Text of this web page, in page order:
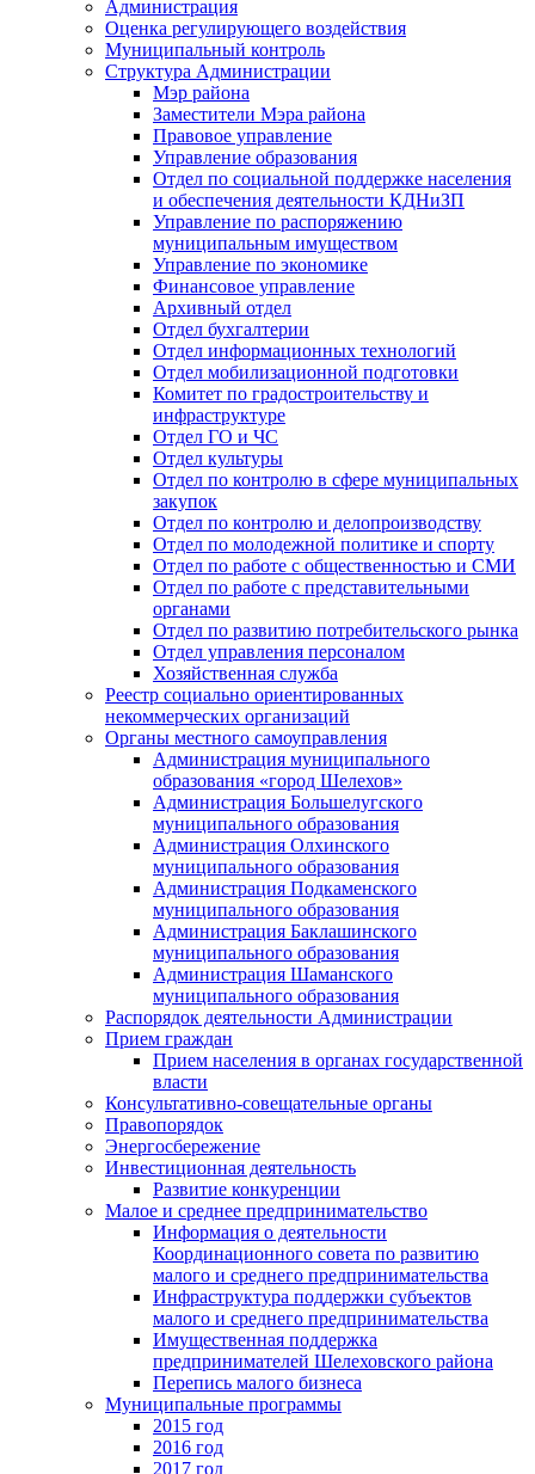
Администрация
Оценка регулирующего воздействия
Муниципальный контроль
Структура Администрации
Мэр района
Заместители Мэра района
Правовое управление
Управление образования
Отдел по социальной поддержке населения
и обеспечения деятельности КДНиЗП
Управление по распоряжению
муниципальным имуществом
Управление по экономике
Финансовое управление
Архивный отдел
Отдел бухгалтерии
Отдел информационных технологий
Отдел мобилизационной подготовки
Комитет по градостроительству и
инфраструктуре
Отдел ГО и ЧС
Отдел культуры
Отдел по контролю в сфере муниципальных
закупок
Отдел по контролю и делопроизводству
Отдел по молодежной политике и спорту
Отдел по работе с общественностью и СМИ
Отдел по работе с представительными
органами
Отдел по развитию потребительского рынка
Отдел управления персоналом
Хозяйственная служба
Реестр социально ориентированных
некоммерческих организаций
Органы местного самоуправления
Администрация муниципального
образования «город Шелехов»
Администрация Большелугского
муниципального образования
Администрация Олхинского
муниципального образования
Администрация Подкаменского
муниципального образования
Администрация Баклашинского
муниципального образования
Администрация Шаманского
муниципального образования
Распорядок деятельности Администрации
Прием граждан
Прием населения в органах государственной
власти
Консультативно-совещательные органы
Правопорядок
Энергосбережение
Инвестиционная деятельность
Развитие конкуренции
Малое и среднее предпринимательство
Информация о деятельности
Координационного совета по развитию
малого и среднего предпринимательства
Инфраструктура поддержки субъектов
малого и среднего предпринимательства
Имущественная поддержка
предпринимателей Шелеховского района
Перепись малого бизнеса
Муниципальные программы
2015 год
2016 год
2017 год